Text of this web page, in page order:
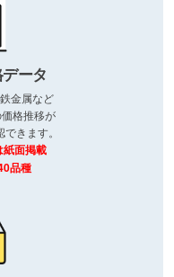
ータ
金属など
格推移が
きます。
面掲載
品種